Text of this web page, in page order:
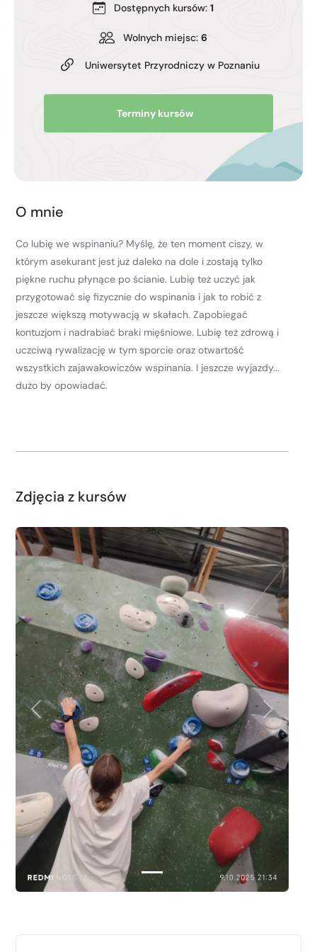
Dostępnych kursów: 1
Wolnych miejsc: 6
Uniwersytet Przyrodniczy w Poznaniu
Terminy kursów
O mnie
Co lubię we wspinaniu? Myślę, że ten moment ciszy, w
którym asekurant jest już daleko na dole i zostają tylko
piękne ruchu płynące po ścianie. Lubię też uczyć jak
przygotować się fizycznie do wspinania i jak to robić z
jeszcze większą motywacją w skałach. Zapobiegać
kontuzjom i nadrabiać braki mięśniowe. Lubię też zdrową i
uczciwą rywalizację w tym sporcie oraz otwartość
wszystkich zajawakowiczów wspinania. I jeszcze wyjazdy...
dużo by opowiadać.
Zdjęcia z kursów
Poprzednie Następne
Kurs turystyki wysokogórskiej
Nie wiesz który wybrać?